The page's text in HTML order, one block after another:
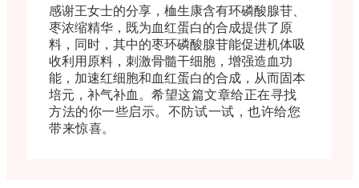
感谢王女士的分享，桖生康含有环磷酸腺苷、
枣浓缩精华，既为血红蛋白的合成提供了原
料，同时，其中的枣环磷酸腺苷能促进机体吸
收利用原料，刺激骨髓干细胞，增强造血功
能，加速红细胞和血红蛋白的合成，从而固本
培元，补气补血。 希望这篇文章给正在寻找
方法的你一些启示。 不防试一试，也许给您
带来惊喜。